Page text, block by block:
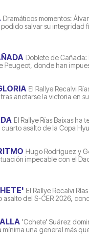
Dramáticos momentos:
salvar su integridad
Doblete de Cañada:
donde han
El Rallye Recalvi
anotarse la victoria en
El Rallye Rías Baixas
asalto de la Copa
Hugo Rodríguez y
impecable con el
El Rallye Recalvi
del S-CER 2026,
'Cohete' Suárez
mínima una general más